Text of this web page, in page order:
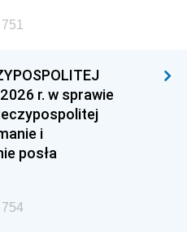
r. w sprawie
i
posła